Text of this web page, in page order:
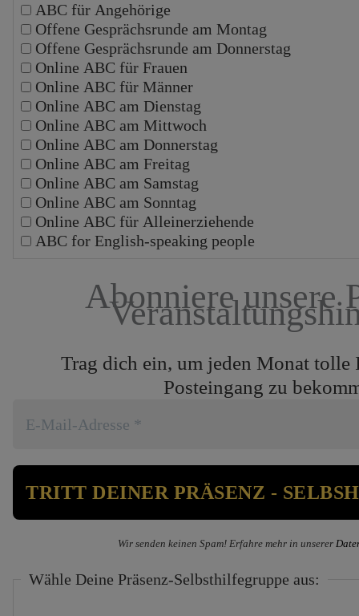
ABC für Angehörige
Offene Gesprächsrunde am Montag
Offene Gesprächsrunde am Donnerstag
Online ABC für Frauen
Online ABC für Männer
Online ABC am Dienstag
Online ABC am Mittwoch
Online ABC am Donnerstag
Online ABC am Freitag
Online ABC am Samstag
Online ABC am Sonntag
Online ABC für Alleinerziehende
ABC for English-speaking people
Abonniere unsere
Trag dich ein, um jeden Monat tolle
Posteingang zu
Wir senden keinen Spam! Erfahre mehr in unserer
Wähle Deine Präsenz-Selbsthilfegruppe aus: